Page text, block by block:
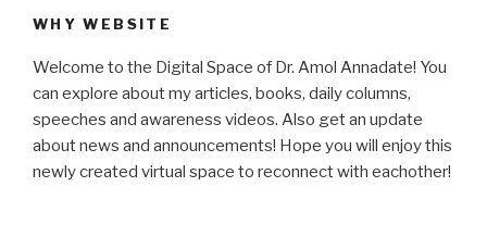
WHY WEBSITE
Welcome to the Digital Space of Dr. Amol Annadate! You
can explore about my articles, books, daily columns,
speeches and awareness videos. Also get an update
about news and announcements! Hope you will enjoy this
newly created virtual space to reconnect with eachother!